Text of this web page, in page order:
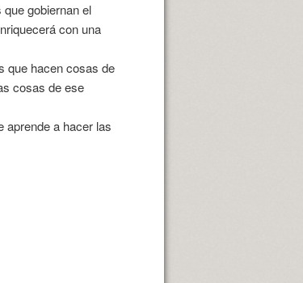
gobiernan el
con una
que hacen cosas de
cosas de ese
aprende a hacer las